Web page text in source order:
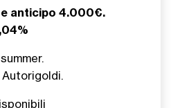
e anticipo 4.000€.